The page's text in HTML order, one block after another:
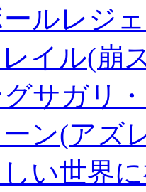
ールレジ
イル(崩
サガリ
ン(アズ
い世界